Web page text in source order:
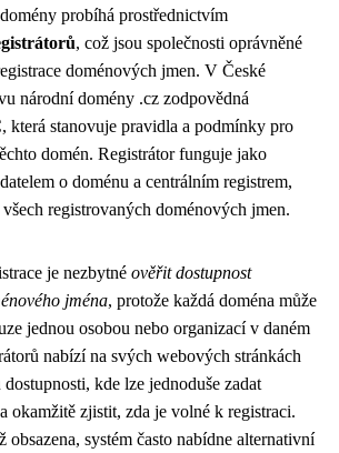
probíhá prostřednictvím
, což jsou společnosti oprávněné
doménových jmen. V České
národní domény .cz zodpovědná
která stanovuje pravidla a podmínky pro
domén. Registrátor funguje jako
o doménu a centrálním registrem,
registrovaných doménových jmen.
je nezbytné ověřit dostupnost
jména, protože každá doména může
jednou osobou nebo organizací v daném
nabízí na svých webových stránkách
kde lze jednoduše zadat
okamžitě zjistit, zda je volné k registraci.
obsazena, systém často nabídne alternativní